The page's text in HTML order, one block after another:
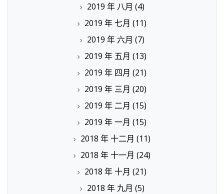
2019 年 八月 (4)
2019 年 七月 (11)
2019 年 六月 (7)
2019 年 五月 (13)
2019 年 四月 (21)
2019 年 三月 (20)
2019 年 二月 (15)
2019 年 一月 (15)
2018 年 十二月 (11)
2018 年 十一月 (24)
2018 年 十月 (21)
2018 年 九月 (5)